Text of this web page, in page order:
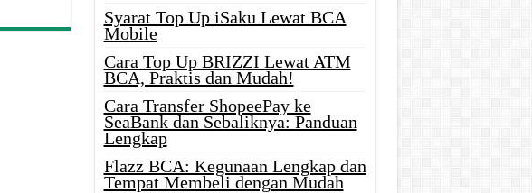
Syarat Top Up iSaku Lewat BCA
Mobile
Cara Top Up BRIZZI Lewat ATM
BCA, Praktis dan Mudah!
Cara Transfer ShopeePay ke
SeaBank dan Sebaliknya: Panduan
Lengkap
Flazz BCA: Kegunaan Lengkap dan
Tempat Membeli dengan Mudah